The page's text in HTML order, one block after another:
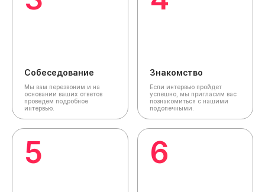
Собеседование
Мы вам перезвоним и на
основании ваших ответов
проведем подробное
интервью.
Знакомство
Если интервью пройдет
успешно, мы пригласим вас
познакомиться с нашими
подопечными.
5 6